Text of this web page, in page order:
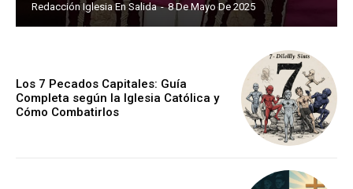
Redacción Iglesia En Salida - 8 De Mayo De 2025
Los 7 Pecados Capitales: Guía
Completa según la Iglesia Católica y
Cómo Combatirlos